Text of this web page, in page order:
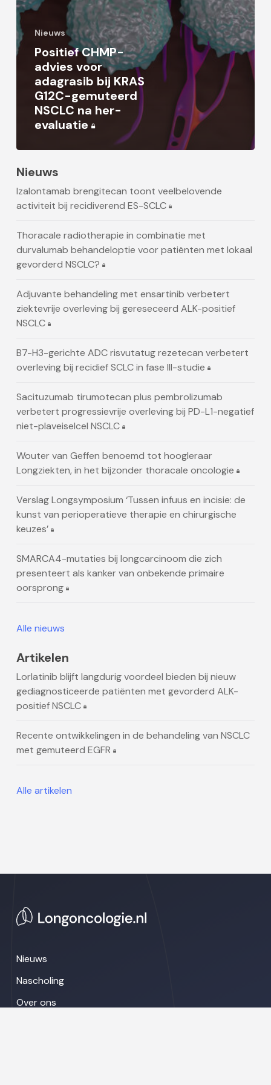
Nieuws
Positief CHMP-
advies voor
adagrasib bij KRAS
G12C-gemuteerd
NSCLC na her-
evaluatie
Nieuws
Izalontamab brengitecan toont veelbelovende
activiteit bij recidiverend ES-SCLC
Thoracale radiotherapie in combinatie met
durvalumab behandeloptie voor patiënten met lokaal
gevorderd NSCLC?
Adjuvante behandeling met ensartinib verbetert
ziektevrije overleving bij gereseceerd ALK-positief
NSCLC
B7-H3-gerichte ADC risvutatug rezetecan verbetert
overleving bij recidief SCLC in fase III-studie
Sacituzumab tirumotecan plus pembrolizumab
verbetert progressievrije overleving bij PD-L1-negatief
niet-plaveiselcel NSCLC
Wouter van Geffen benoemd tot hoogleraar
Longziekten, in het bijzonder thoracale oncologie
Verslag Longsymposium ‘Tussen infuus en incisie: de
kunst van perioperatieve therapie en chirurgische
keuzes’
SMARCA4-mutaties bij longcarcinoom die zich
presenteert als kanker van onbekende primaire
oorsprong
Alle nieuws
Artikelen
Lorlatinib blijft langdurig voordeel bieden bij nieuw
gediagnosticeerde patiënten met gevorderd ALK-
positief NSCLC
Recente ontwikkelingen in de behandeling van NSCLC
met gemuteerd EGFR
Alle artikelen
Nieuws
Nascholing
Over ons